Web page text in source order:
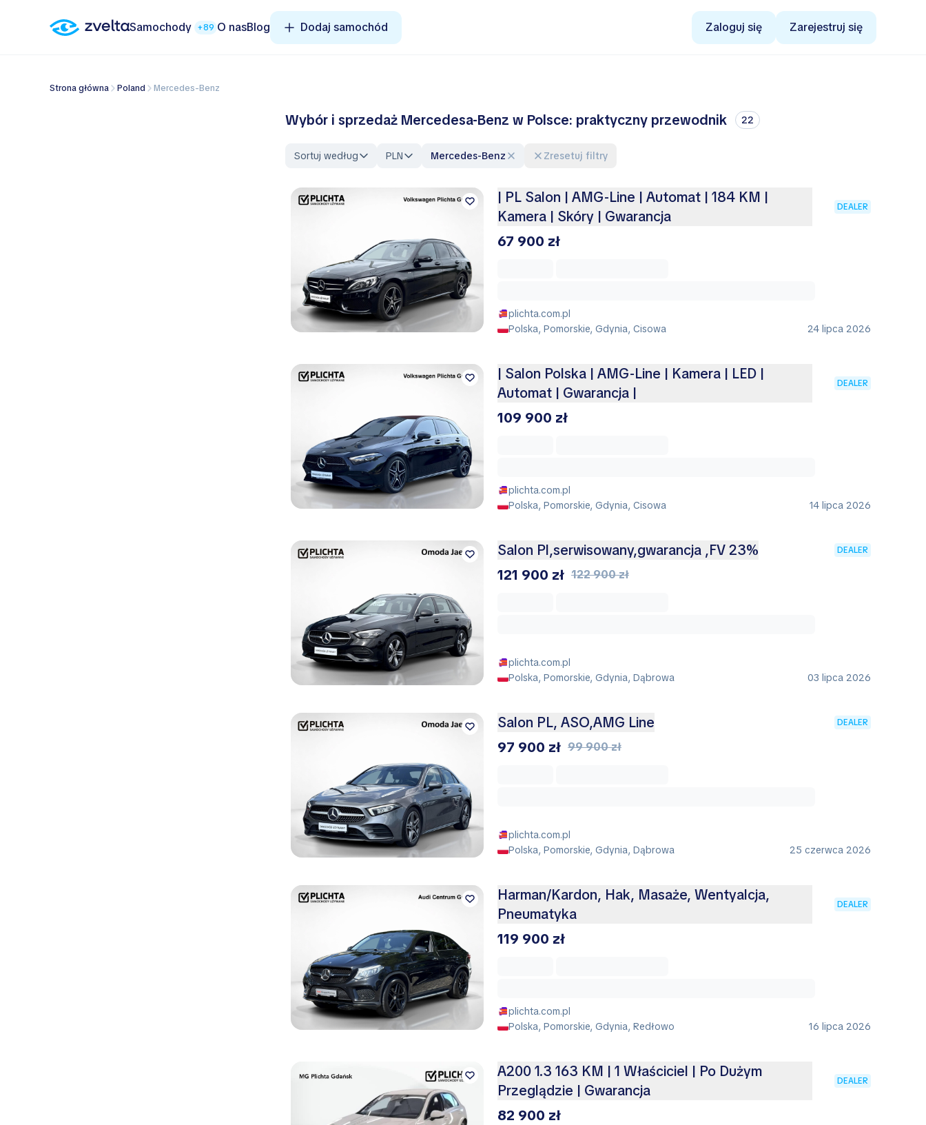
Samochody +89 O nasBlog Dodaj samochód Zaloguj się Zarejestruj się
Strona główna Poland Mercedes-Benz
Wybór i sprzedaż Mercedesa-Benz w Polsce: praktyczny przewodnik 22
Sortuj według PLN Mercedes-Benz Zresetuj filtry
| PL Salon | AMG-Line | Automat | 184 KM |
Kamera | Skóry | Gwarancja
DEALER
67 900 zł
plichta.com.pl
Polska, Pomorskie, Gdynia, Cisowa
24 lipca 2026
| Salon Polska | AMG-Line | Kamera | LED |
Automat | Gwarancja |
DEALER
109 900 zł
plichta.com.pl
Polska, Pomorskie, Gdynia, Cisowa
14 lipca 2026
Salon Pl,serwisowany,gwarancja ,FV 23% DEALER
121 900 zł 122 900 zł
plichta.com.pl
Polska, Pomorskie, Gdynia, Dąbrowa
03 lipca 2026
Salon PL, ASO,AMG Line DEALER
97 900 zł 99 900 zł
plichta.com.pl
Polska, Pomorskie, Gdynia, Dąbrowa
25 czerwca 2026
Harman/Kardon, Hak, Masaże, Wentyalcja,
Pneumatyka
DEALER
119 900 zł
plichta.com.pl
Polska, Pomorskie, Gdynia, Redłowo
16 lipca 2026
A200 1.3 163 KM | 1 Właściciel | Po Dużym
Przeglądzie | Gwarancja
DEALER
82 900 zł